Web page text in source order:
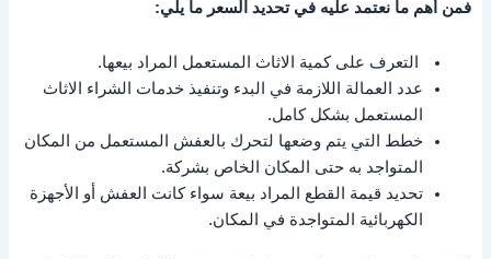
فمن أهم ما نعتمد عليه في تحديد السعر ما يلي:
التعرف على كمية الاثاث المستعمل المراد بيعها.
عدد العمالة اللازمة في البدء وتنفيذ خدمات الشراء الاثاث
المستعمل بشكل كامل.
خطط التي يتم وضعها لتحرك بالعفش المستعمل من المكان
المتواجد به حتى المكان الخاص بشركة.
تحديد قيمة القطع المراد بيعة سواء كانت العفش أو الأجهزة
الكهربائية المتواجدة في المكان.